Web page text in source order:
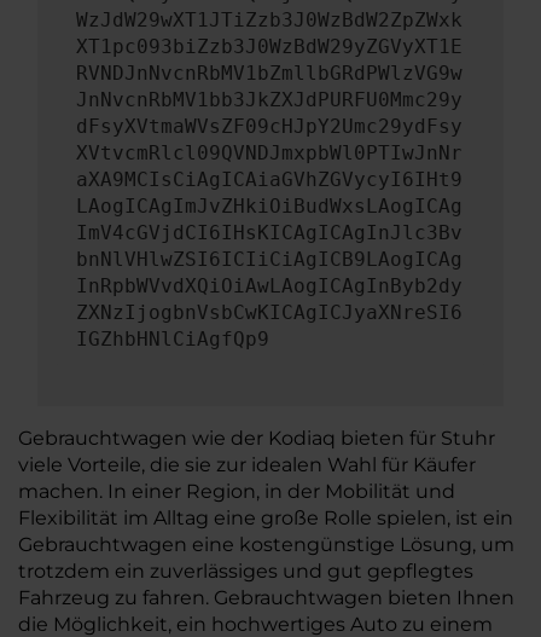
WzJdW29wXT1JTiZzb3J0WzBdW2ZpZWxk
XT1pc093biZzb3J0WzBdW29yZGVyXT1E
RVNDJnNvcnRbMV1bZmllbGRdPWlzVG9w
JnNvcnRbMV1bb3JkZXJdPURFU0Mmc29y
dFsyXVtmaWVsZF09cHJpY2Umc29ydFsy
XVtvcmRlcl09QVNDJmxpbWl0PTIwJnNr
aXA9MCIsCiAgICAiaGVhZGVycyI6IHt9
LAogICAgImJvZHkiOiBudWxsLAogICAg
ImV4cGVjdCI6IHsKICAgICAgInJlc3Bv
bnNlVHlwZSI6ICIiCiAgICB9LAogICAg
InRpbWVvdXQiOiAwLAogICAgInByb2dy
ZXNzIjogbnVsbCwKICAgICJyaXNreSI6
IGZhbHNlCiAgfQp9
Gebrauchtwagen wie der Kodiaq bieten für Stuhr
viele Vorteile, die sie zur idealen Wahl für Käufer
machen. In einer Region, in der Mobilität und
Flexibilität im Alltag eine große Rolle spielen, ist ein
Gebrauchtwagen eine kostengünstige Lösung, um
trotzdem ein zuverlässiges und gut gepflegtes
Fahrzeug zu fahren. Gebrauchtwagen bieten Ihnen
die Möglichkeit, ein hochwertiges Auto zu einem